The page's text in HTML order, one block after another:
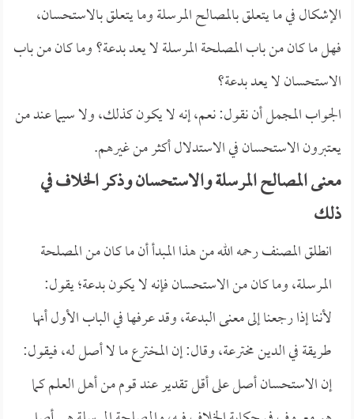
الإشكال في ما يتعلق بالمصالح المرسلة وما يتعلق بالاستحسان،
فهل ما كان من باب المصلحة المرسلة لا يعد بدعة؟ وما كان من باب
الاستحسان لا يعد بدعة؟
الجواب المجمل أن نقول: نعم، إنه لا يكون كذلك، ولا سيما عند من
يعتبرون الاستحسان في الاستدلال أكثر من غيرهم.
معنى المصالح المرسلة والاستحسان وذكر الخلاف في
ذلك
انطلق المصنف رحمه الله من هذا المبدأ أن ما كان من المصلحة
المرسلة، وما كان من الاستحسان فإنه لا يكون بدعة؛ يقول:
لأننا إذا رجعنا إلى معنى البدعة، وقد عرفها في الباب الأول أنها
طريقة في الدين مخترعة، وقال: إن المخترع ما لا أصل له، فيقول:
إن الاستحسان أصل على أقل تقدير عند قوم من أهل العلم كما